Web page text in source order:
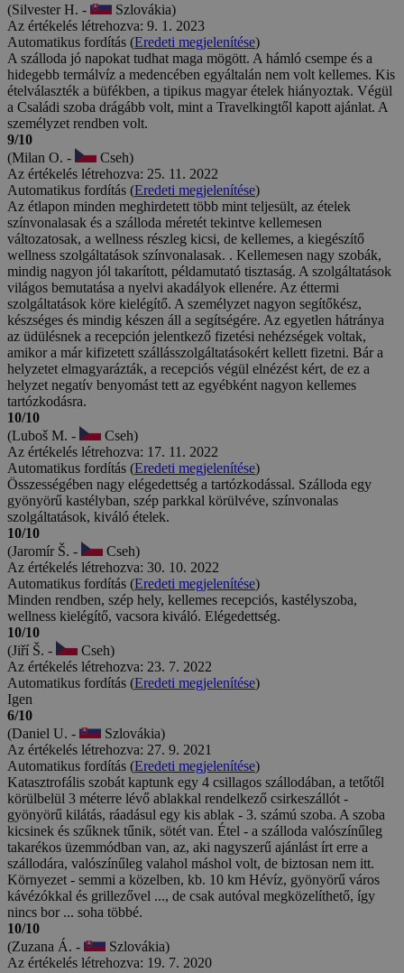
(Silvester H. -
Szlovákia)
Az értékelés létrehozva: 9. 1. 2023
Automatikus fordítás (Eredeti megjelenítése)
A szálloda jó napokat tudhat maga mögött. A hámló csempe és a
hidegebb termálvíz a medencében egyáltalán nem volt kellemes. Kis
ételválaszték a büfékben, a tipikus magyar ételek hiányoztak. Végül
a Családi szoba drágább volt, mint a Travelkingtől kapott ajánlat. A
személyzet rendben volt.
9/10
(Milan O. -
Cseh)
Az értékelés létrehozva: 25. 11. 2022
Automatikus fordítás (Eredeti megjelenítése)
Az étlapon minden meghirdetett több mint teljesült, az ételek
színvonalasak és a szálloda méretét tekintve kellemesen
változatosak, a wellness részleg kicsi, de kellemes, a kiegészítő
wellness szolgáltatások színvonalasak. . Kellemesen nagy szobák,
mindig nagyon jól takarított, példamutató tisztaság. A szolgáltatások
világos bemutatása a nyelvi akadályok ellenére. Az éttermi
szolgáltatások köre kielégítő. A személyzet nagyon segítőkész,
készséges és mindig készen áll a segítségére. Az egyetlen hátránya
az üdülésnek a recepción jelentkező fizetési nehézségek voltak,
amikor a már kifizetett szállásszolgáltatásokért kellett fizetni. Bár a
helyzetet elmagyarázták, a recepciós végül elnézést kért, de ez a
helyzet negatív benyomást tett az egyébként nagyon kellemes
tartózkodásra.
10/10
(Luboš M. -
Cseh)
Az értékelés létrehozva: 17. 11. 2022
Automatikus fordítás (Eredeti megjelenítése)
Összességében nagy elégedettség a tartózkodással. Szálloda egy
gyönyörű kastélyban, szép parkkal körülvéve, színvonalas
szolgáltatások, kiváló ételek.
10/10
(Jaromír Š. -
Cseh)
Az értékelés létrehozva: 30. 10. 2022
Automatikus fordítás (Eredeti megjelenítése)
Minden rendben, szép hely, kellemes recepciós, kastélyszoba,
wellness kielégítő, vacsora kiváló. Elégedettség.
10/10
(Jiří Š. -
Cseh)
Az értékelés létrehozva: 23. 7. 2022
Automatikus fordítás (Eredeti megjelenítése)
Igen
6/10
(Daniel U. -
Szlovákia)
Az értékelés létrehozva: 27. 9. 2021
Automatikus fordítás (Eredeti megjelenítése)
Katasztrofális szobát kaptunk egy 4 csillagos szállodában, a tetőtől
körülbelül 3 méterre lévő ablakkal rendelkező csirkeszállót -
gyönyörű kilátás, ráadásul egy kis ablak - 3. számú szoba. A szoba
kicsinek és szűknek tűnik, sötét van. Étel - a szálloda valószínűleg
takarékos üzemmódban van, az, aki nagyszerű ajánlást írt erre a
szállodára, valószínűleg valahol máshol volt, de biztosan nem itt.
Környezet - semmi a közelben, kb. 10 km Hévíz, gyönyörű város
kávézókkal és grillezővel ..., de csak autóval megközelíthető, így
nincs bor ... soha többé.
10/10
(Zuzana Á. -
Szlovákia)
Az értékelés létrehozva: 19. 7. 2020